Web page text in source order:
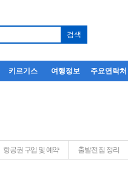
키르기스 여행정보 주요연락처
항공권 구입 및 예약 출발전 짐 정리